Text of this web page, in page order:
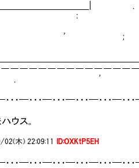
' . :
￣~
;
. '
・・・━・・・━・・・━・・・━・・・━・
ウス。
木) 22:09:11 ID:OXKtP5EH
・・・━・・・━・・・━・・・━・・・━・